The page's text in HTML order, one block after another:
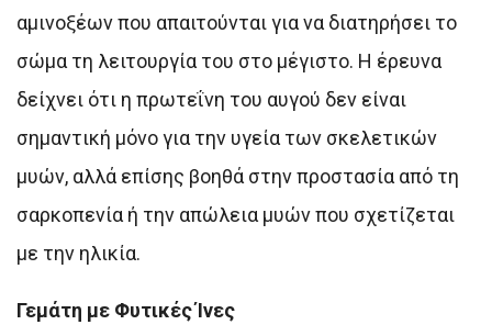
αμινοξέων που απαιτούνται για να διατηρήσει το
σώμα τη λειτουργία του στο μέγιστο. Η έρευνα
δείχνει ότι η πρωτεΐνη του αυγού δεν είναι
σημαντική μόνο για την υγεία των σκελετικών
μυών, αλλά επίσης βοηθά στην προστασία από τη
σαρκοπενία ή την απώλεια μυών που σχετίζεται
με την ηλικία.
Γεμάτη με Φυτικές Ίνες